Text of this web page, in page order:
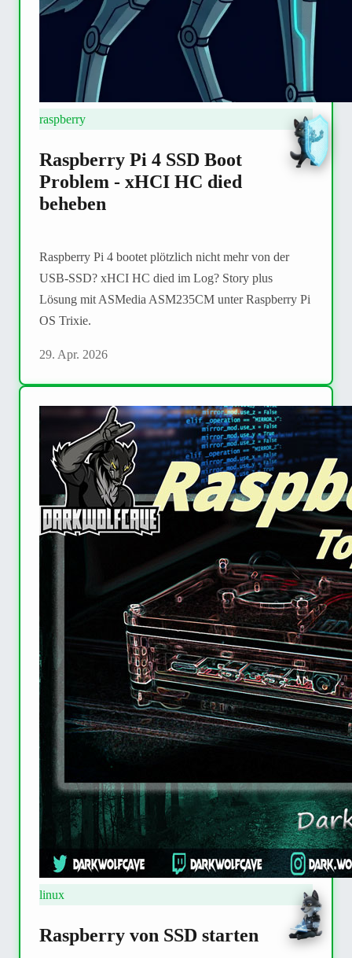
raspberry
Raspberry Pi 4 SSD Boot
Problem - xHCI HC died
beheben
Raspberry Pi 4 bootet plötzlich nicht mehr von der
USB-SSD? xHCI HC died im Log? Story plus
Lösung mit ASMedia ASM235CM unter Raspberry Pi
OS Trixie.
29. Apr. 2026
linux
Raspberry von SSD starten